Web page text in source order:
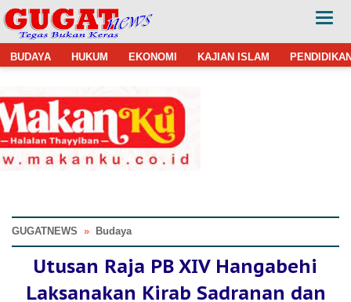
BUDAYA HUKUM EKONOMI KAJIAN ISLAM
GUGATNEWS » Budaya
Utusan Raja PB XIV Hangabehi
Laksanakan Kirab Sadranan dan